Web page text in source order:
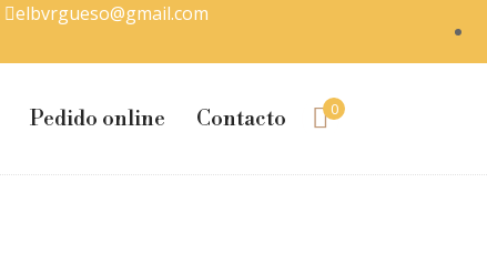
elbvrgueso@gmail.com
Pedido online Contacto 0